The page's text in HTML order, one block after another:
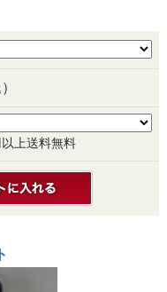
上送料無料